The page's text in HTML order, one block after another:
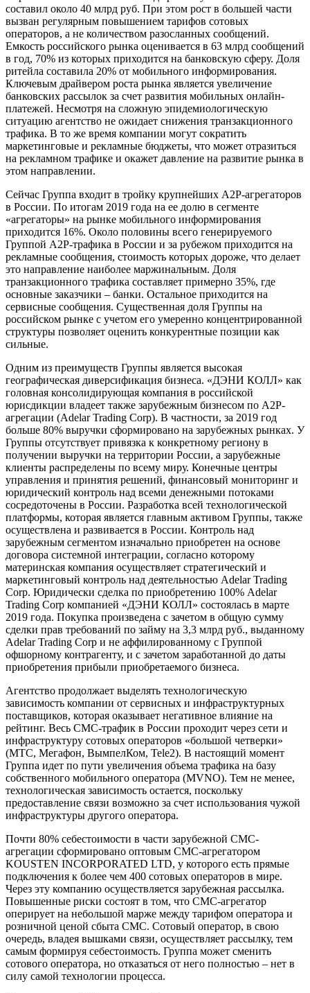
составил около 40 млрд руб. При этом рост в большей части
вызван регулярным повышением тарифов сотовых
операторов, а не количеством разосланных сообщений.
Емкость российского рынка оценивается в 63 млрд сообщений
в год, 70% из которых приходится на банковскую сферу. Доля
ритейла составила 20% от мобильного информирования.
Ключевым драйвером роста рынка является увеличение
банковских рассылок за счет развития мобильных онлайн-
платежей. Несмотря на сложную эпидемиологическую
ситуацию агентство не ожидает снижения транзакционного
трафика. В то же время компании могут сократить
маркетинговые и рекламные бюджеты, что может отразиться
на рекламном трафике и окажет давление на развитие рынка в
этом направлении.
Сейчас Группа входит в тройку крупнейших A2P-агрегаторов
в России. По итогам 2019 года на ее долю в сегменте
«агрегаторы» на рынке мобильного информирования
приходится 16%. Около половины всего генерируемого
Группой A2P-трафика в России и за рубежом приходится на
рекламные сообщения, стоимость которых дороже, что делает
это направление наиболее маржинальным. Доля
транзакционного трафика составляет примерно 35%, где
основные заказчики – банки. Остальное приходится на
сервисные сообщения. Существенная доля Группы на
российском рынке с учетом его умеренно концентрированной
структуры позволяет оценить конкурентные позиции как
сильные.
Одним из преимуществ Группы является высокая
географическая диверсификация бизнеса. «ДЭНИ КОЛЛ» как
головная консолидирующая компания в российской
юрисдикции владеет также зарубежным бизнесом по A2P-
агрегации (Adelar Trading Corp). В частности, за 2019 год
больше 80% выручки сформировано на зарубежных рынках. У
Группы отсутствует привязка к конкретному региону в
получении выручки на территории России, а зарубежные
клиенты распределены по всему миру. Конечные центры
управления и принятия решений, финансовый мониторинг и
юридический контроль над всеми денежными потоками
сосредоточены в России. Разработка всей технологической
платформы, которая является главным активом Группы, также
осуществлена и развивается в России. Контроль над
зарубежным сегментом изначально приобретен на основе
договора системной интеграции, согласно которому
материнская компания осуществляет стратегический и
маркетинговый контроль над деятельностью Adelar Trading
Corp. Юридически сделка по приобретению 100% Adelar
Trading Corp компанией «ДЭНИ КОЛЛ» состоялась в марте
2019 года. Покупка произведена с зачетом в общую сумму
сделки прав требований по займу на 3,3 млрд руб., выданному
Adelar Trading Corp и не аффилированному с Группой
офшорному контрагенту, и с зачетом заработанной до даты
приобретения прибыли приобретаемого бизнеса.
Агентство продолжает выделять технологическую
зависимость компании от сервисных и инфраструктурных
поставщиков, которая оказывает негативное влияние на
рейтинг. Весь СМС-трафик в России проходит через сети и
инфраструктуру сотовых операторов «большой четверки»
(МТС, Мегафон, ВымпелКом, Tele2). В настоящий момент
Группа идет по пути увеличения объема трафика на базу
собственного мобильного оператора (MVNO). Тем не менее,
технологическая зависимость остается, поскольку
предоставление связи возможно за счет использования чужой
инфраструктуры другого оператора.
Почти 80% себестоимости в части зарубежной СМС-
агрегации сформировано оптовым СМС-агрегатором
KOUSTEN INCORPORATED LTD, у которого есть прямые
подключения к более чем 400 сотовых операторов в мире.
Через эту компанию осуществляется зарубежная рассылка.
Повышенные риски состоят в том, что СМС-агрегатор
оперирует на небольшой марже между тарифом оператора и
розничной ценой сбыта СМС. Сотовый оператор, в свою
очередь, владея вышками связи, осуществляет рассылку, тем
самым формируя себестоимость. Группа может сменить
сотового оператора, но отказаться от него полностью – нет в
силу самой технологии процесса.